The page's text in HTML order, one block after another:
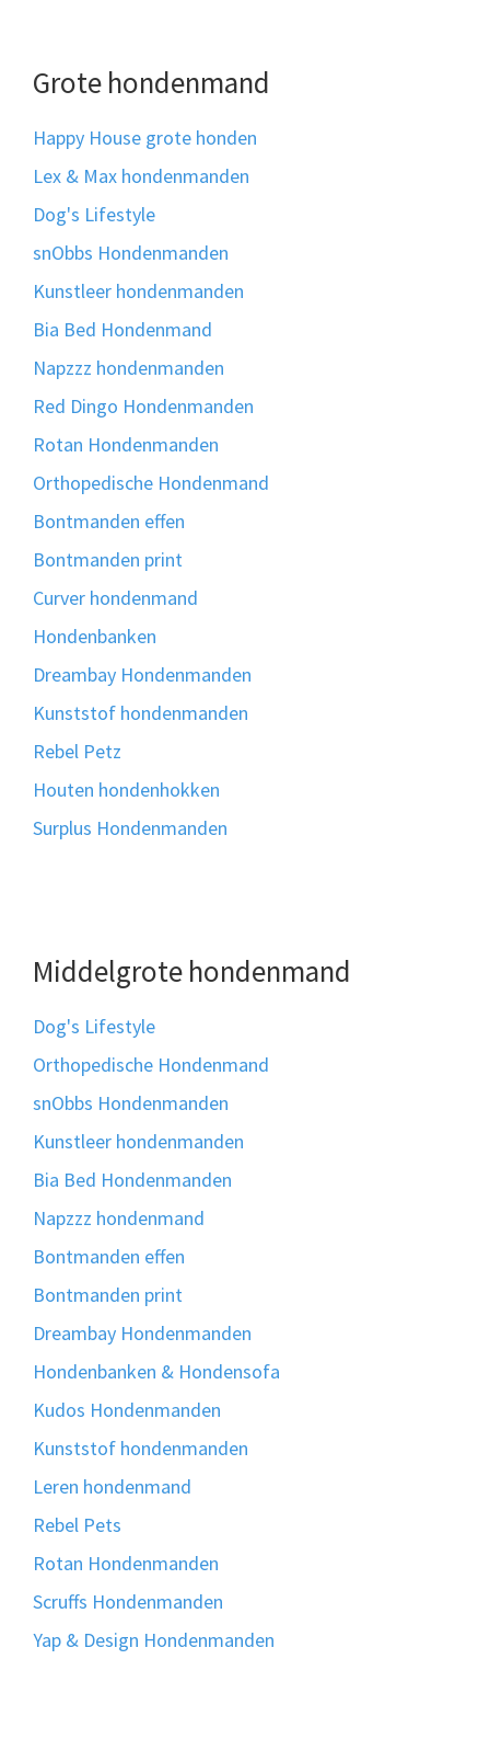
Grote hondenmand
Happy House grote honden
Lex & Max hondenmanden
Dog's Lifestyle
snObbs Hondenmanden
Kunstleer hondenmanden
Bia Bed Hondenmand
Napzzz hondenmanden
Red Dingo Hondenmanden
Rotan Hondenmanden
Orthopedische Hondenmand
Bontmanden effen
Bontmanden print
Curver hondenmand
Hondenbanken
Dreambay Hondenmanden
Kunststof hondenmanden
Rebel Petz
Houten hondenhokken
Surplus Hondenmanden
Middelgrote hondenmand
Dog's Lifestyle
Orthopedische Hondenmand
snObbs Hondenmanden
Kunstleer hondenmanden
Bia Bed Hondenmanden
Napzzz hondenmand
Bontmanden effen
Bontmanden print
Dreambay Hondenmanden
Hondenbanken & Hondensofa
Kudos Hondenmanden
Kunststof hondenmanden
Leren hondenmand
Rebel Pets
Rotan Hondenmanden
Scruffs Hondenmanden
Yap & Design Hondenmanden